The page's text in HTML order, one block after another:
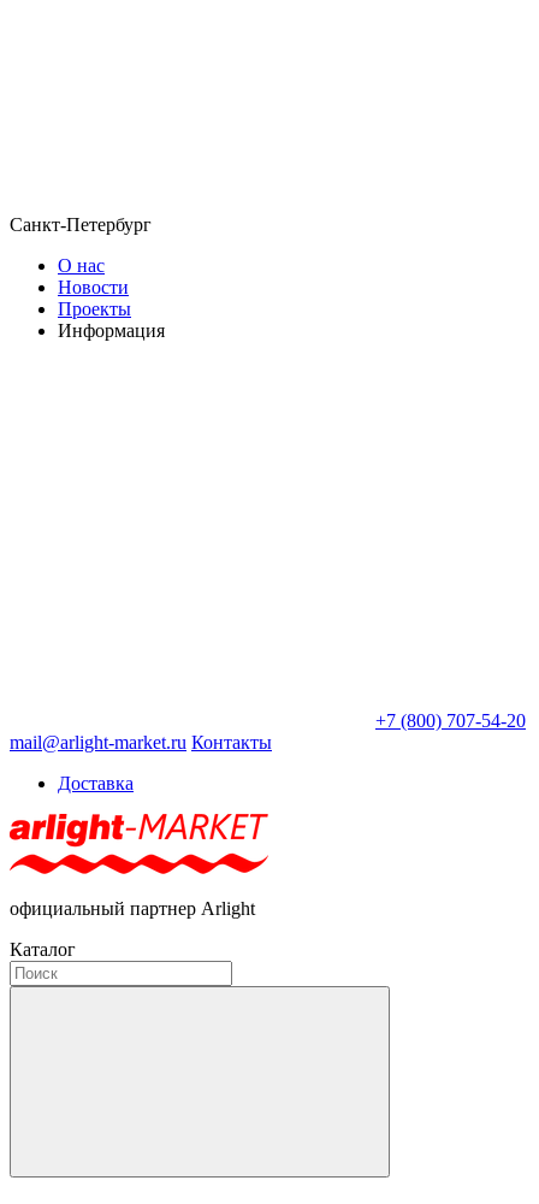
Санкт-Петербург
О нас
Новости
Проекты
Информация
+7 (800) 707-54-20
mail@arlight-market.ru Контакты
Доставка
официальный партнер Arlight
Каталог